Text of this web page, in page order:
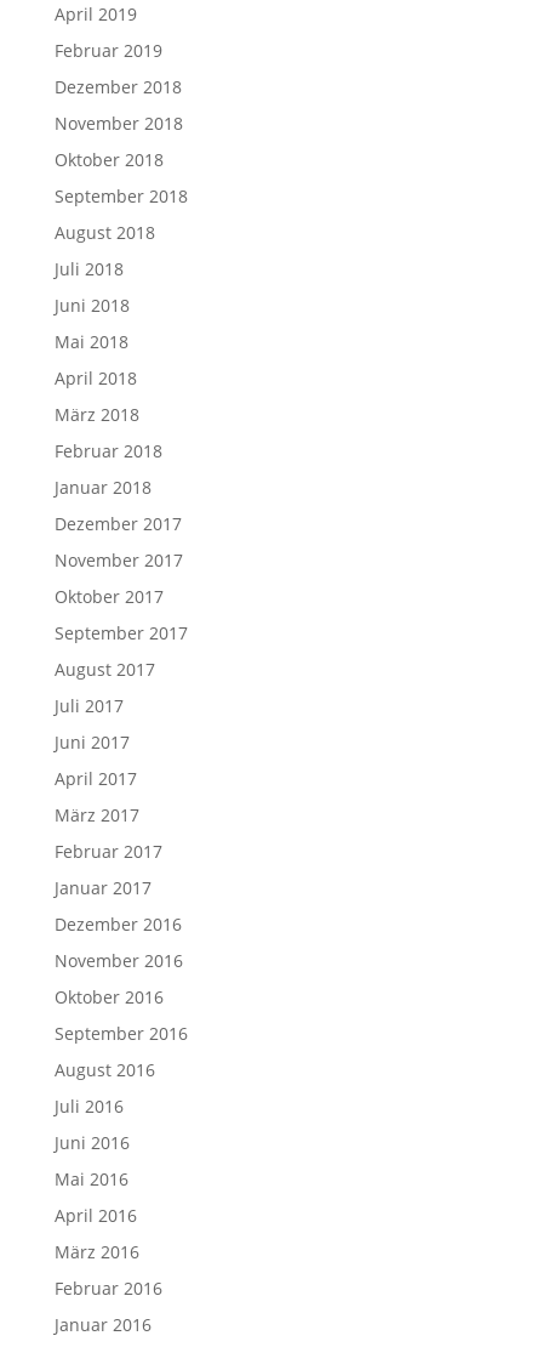
April 2019
Februar 2019
Dezember 2018
November 2018
Oktober 2018
September 2018
August 2018
Juli 2018
Juni 2018
Mai 2018
April 2018
März 2018
Februar 2018
Januar 2018
Dezember 2017
November 2017
Oktober 2017
September 2017
August 2017
Juli 2017
Juni 2017
April 2017
März 2017
Februar 2017
Januar 2017
Dezember 2016
November 2016
Oktober 2016
September 2016
August 2016
Juli 2016
Juni 2016
Mai 2016
April 2016
März 2016
Februar 2016
Januar 2016